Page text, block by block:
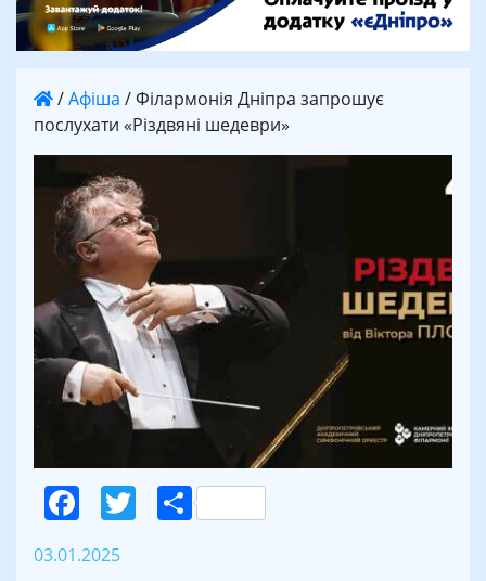
/Афіша /Філармонія Дніпра запрошує
послухати «Різдвяні шедеври»
Facebook
Twitter
Поділитися
03.01.2025